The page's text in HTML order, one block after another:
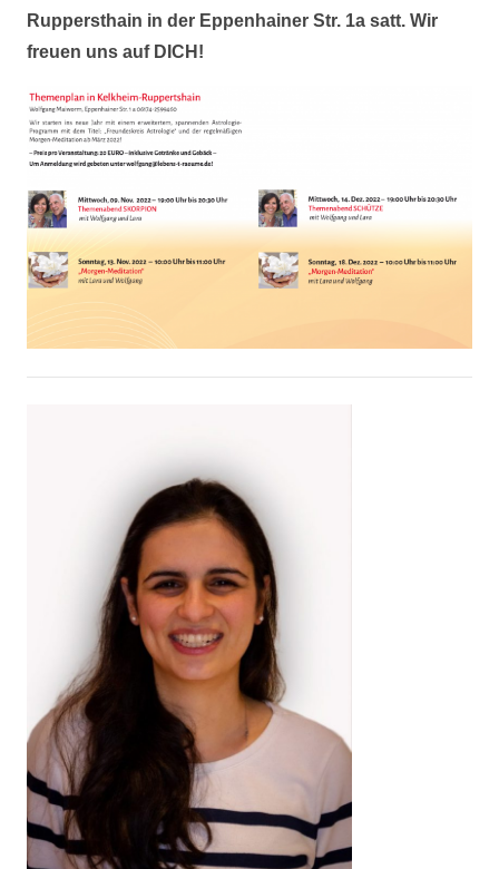
Ruppersthain in der Eppenhainer Str. 1a satt. Wir
freuen uns auf DICH!